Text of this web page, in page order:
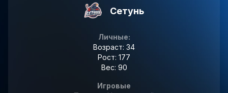
Сетунь
Личные:
Возраст: 34
Рост: 177
Вес: 90
Игровые